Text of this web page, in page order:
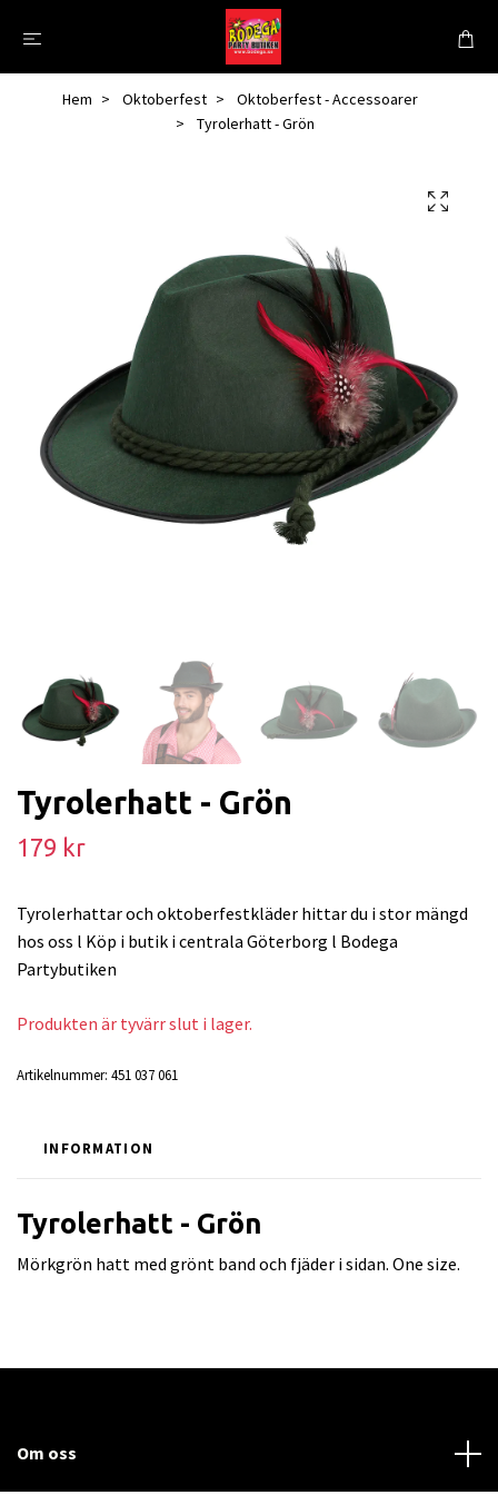
Hem Oktoberfest
Oktoberfest - Accessoarer
Tyrolerhatt - Grön
Tyrolerhatt - Grön
179 kr
Tyrolerhattar och oktoberfestkläder hittar du i stor mängd
hos oss l Köp i butik i centrala Göterborg l Bodega
Partybutiken
Produkten är tyvärr slut i lager.
Artikelnummer: 451 037 061
INFORMATION
Tyrolerhatt - Grön
Mörkgrön hatt med grönt band och fjäder i sidan. One size.
Om oss